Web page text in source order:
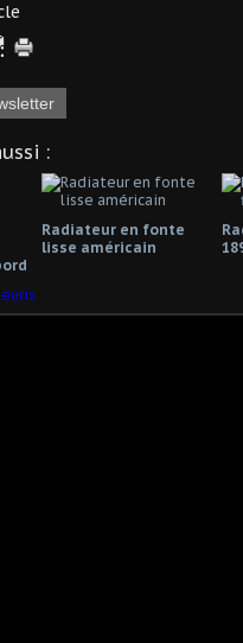
:
Radiateur en fonte
lisse américain